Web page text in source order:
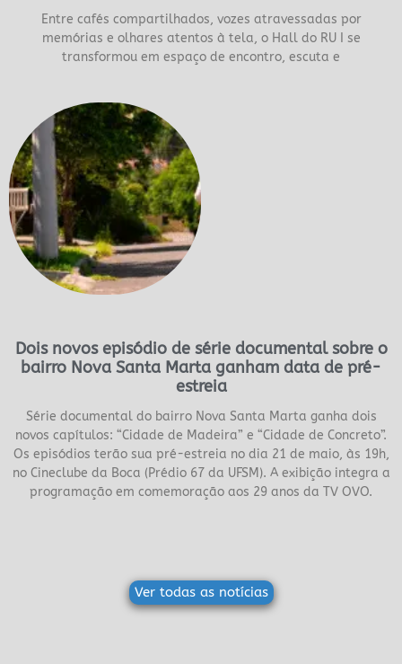
Entre cafés compartilhados, vozes atravessadas por
memórias e olhares atentos à tela, o Hall do RU I se
transformou em espaço de encontro, escuta e
Dois novos episódio de série documental sobre o
bairro Nova Santa Marta ganham data de pré-
estreia
Série documental do bairro Nova Santa Marta ganha dois
novos capítulos: “Cidade de Madeira” e “Cidade de Concreto”.
Os episódios terão sua pré-estreia no dia 21 de maio, às 19h,
no Cineclube da Boca (Prédio 67 da UFSM). A exibição integra a
programação em comemoração aos 29 anos da TV OVO.
Ver todas as notícias